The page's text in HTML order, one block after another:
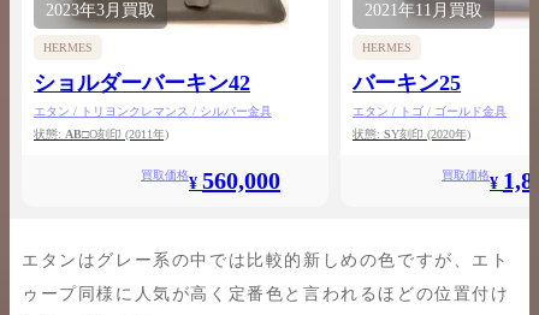
2023年3月 買取
HERMES
ショルダーバーキン42
エタン / トリヨンクレマンス / シルバー金具
状態: AB□O刻印 (2011年)
買取価格¥ 560,000
2021年11月 買取
HERMES
バーキン25
エタン / トゴ / ゴールド金具
状態: SY刻印 (2020年)
買取価格¥
エタンはグレー系の中では比較的新しめの色ですが、エト
ゥープ同様に人気が高く定番色と言われるほどの位置付け